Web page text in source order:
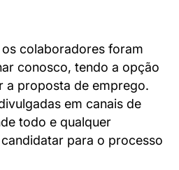
os colaboradores foram
conosco, tendo a opção
a proposta de emprego.
em canais de
todo e qualquer
para o processo